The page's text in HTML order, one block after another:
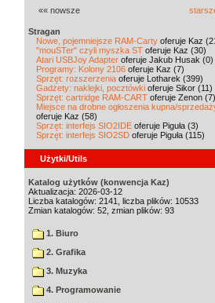
«« nowsze
Stragan
Nowe, pojemniejsze RAM-Carty oferuje Kaz
"mouSTer" czyli myszka ST oferuje Kaz (30)
Atari USBJoy Adapter oferuje Jakub Husak (0)
Programy: Kolony 2106 oferuje Kaz (7)
Sprzęt: rozszerzenia oferuje Lotharek (399)
Gadżety: naklejki, pocztówki oferuje Sikor (11)
Sprzęt: cartridge RAM-CART oferuje Zenon (7)
Miejsce na drobne ogłoszenia kupna/
oferuje Kaz (58)
Sprzęt: interfejs SIO2IDE oferuje Piguła (3)
Sprzęt: interfejs SIO2SD oferuje Piguła (115)
Użytki/Utils
Katalog użytków (konwencja Kaz)
Aktualizacja: 2026-03-12
Liczba katalogów: 2141, liczba plików: 10533
Zmian katalogów: 52, zmian plików: 93
1. Biuro
2. Grafika
3. Muzyka
4. Programowanie